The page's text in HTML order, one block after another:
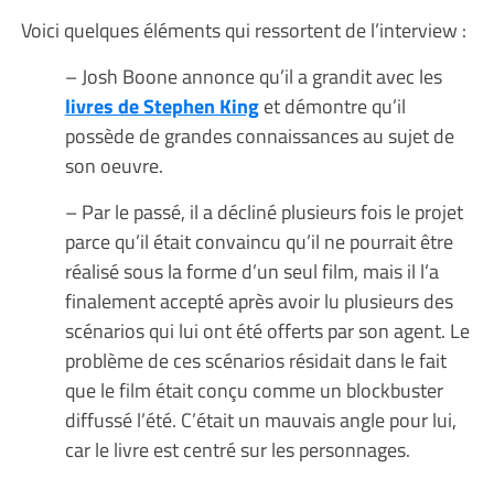
Voici quelques éléments qui ressortent de l’interview :
– Josh Boone annonce qu’il a grandit avec les
livres de Stephen Kinget démontre qu’il
possède de grandes connaissances au sujet de
son oeuvre.
– Par le passé, il a décliné plusieurs fois le projet
parce qu’il était convaincu qu’il ne pourrait être
réalisé sous la forme d’un seul film, mais il l’a
finalement accepté après avoir lu plusieurs des
scénarios qui lui ont été offerts par son agent. Le
problème de ces scénarios résidait dans le fait
que le film était conçu comme un blockbuster
diffussé l’été. C’était un mauvais angle pour lui,
car le livre est centré sur les personnages.